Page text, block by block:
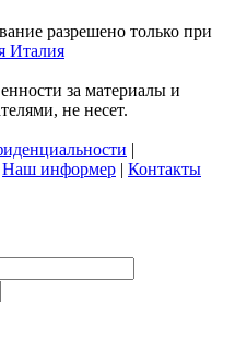
разрешено только при
Италия
за материалы и
не несет.
|
Наш информер | Контакты